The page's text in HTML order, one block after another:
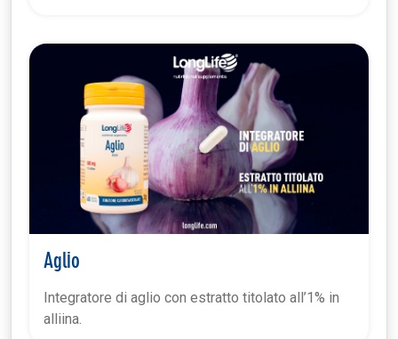
Aglio
Integratore di aglio con estratto titolato all’1% in
alliina.